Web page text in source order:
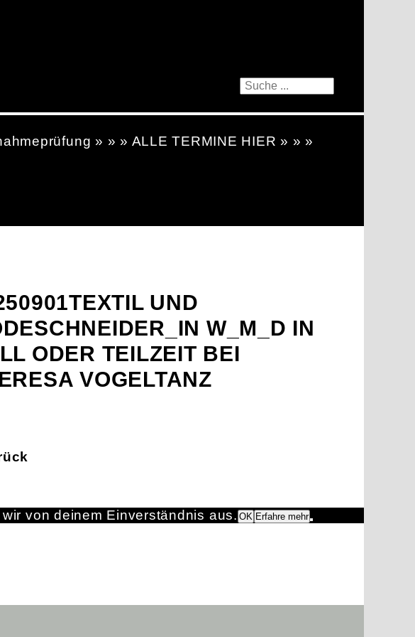
» » » ALLE TERMINE HIER » » »
UND
W_M_D IN
ODER TEILZEIT BEI
VOGELTANZ
von deinem Einverständnis aus. OK Erfahre mehr